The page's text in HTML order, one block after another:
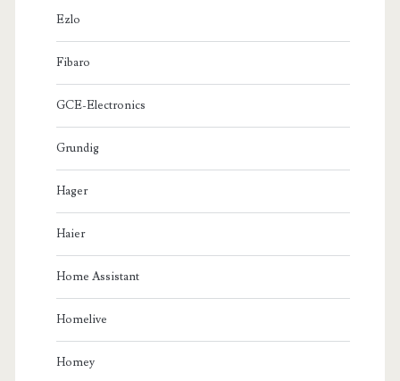
Ezlo
Fibaro
GCE-Electronics
Grundig
Hager
Haier
Home Assistant
Homelive
Homey